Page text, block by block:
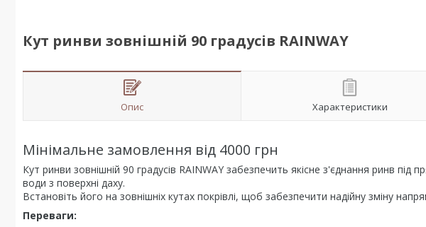
Кут ринви зовнішній 90 градусів RAINWAY
Опис Характеристики
Мінімальне замовлення від 4000 грн
Кут ринви зовнішній 90 градусів RAINWAY забезпечить якісне з'єднання ринв
води з поверхні даху.
Встановіть його на зовнішніх кутах покрівлі, щоб забезпечити надійну зміну
Переваги: